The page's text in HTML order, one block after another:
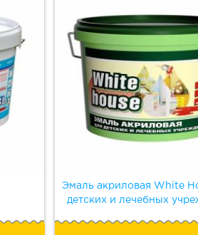
Эмаль акриловая White
детских и лечебных